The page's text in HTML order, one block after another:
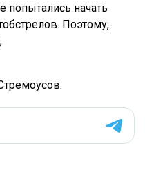
попытались начать
Поэтому,